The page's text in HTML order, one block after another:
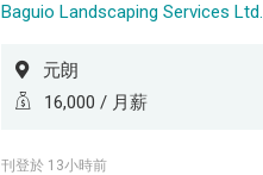
Baguio Landscaping Services Ltd.
元朗
16,000 / 月薪
刊登於 13小時前